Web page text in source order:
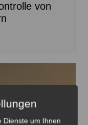
von
Dienste um Ihnen